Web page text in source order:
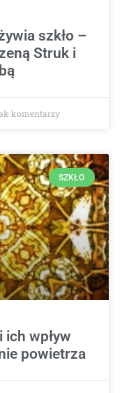
szkło –
Struk i
komentarzy
SZKŁO
ich wpływ
powietrza